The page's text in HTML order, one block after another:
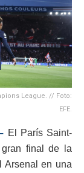
League. // Foto:
EFE.
El París Saint-
final de la
Arsenal en una